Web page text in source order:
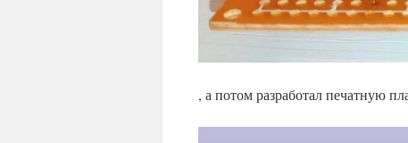
, а потом разработал печатную